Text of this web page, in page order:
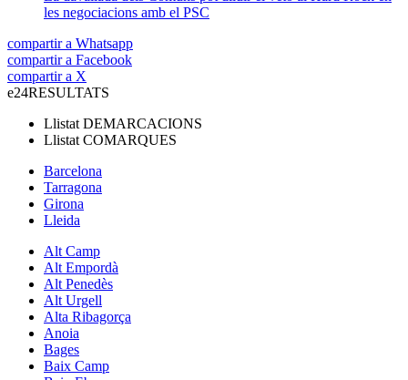
les negociacions amb el PSC
compartir a Whatsapp
compartir a Facebook
compartir a X
e24RESULTATS
Llistat DEMARCACIONS
Llistat COMARQUES
Barcelona
Tarragona
Girona
Lleida
Alt Camp
Alt Empordà
Alt Penedès
Alt Urgell
Alta Ribagorça
Anoia
Bages
Baix Camp